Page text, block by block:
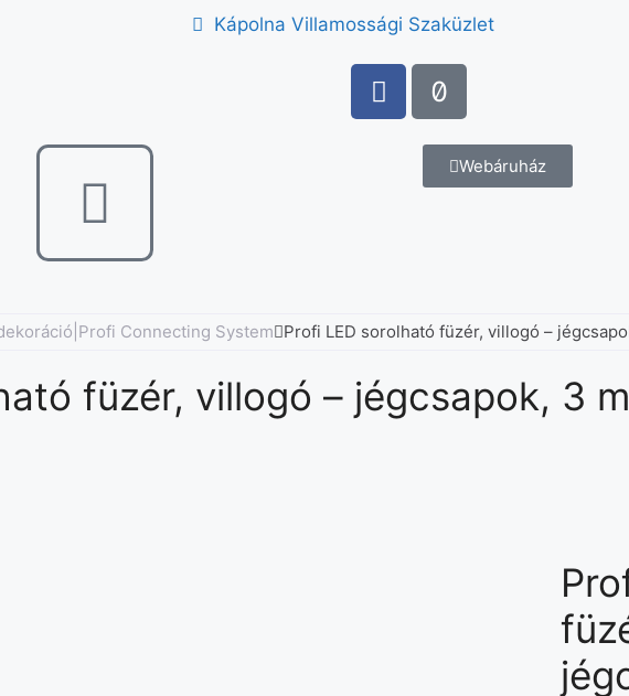
Kápolna Villamossági Szaküzlet
Webáruház
Connecting System Profi LED sorolható füzér, villogó –
füzér, villogó – jégcsapok, 3